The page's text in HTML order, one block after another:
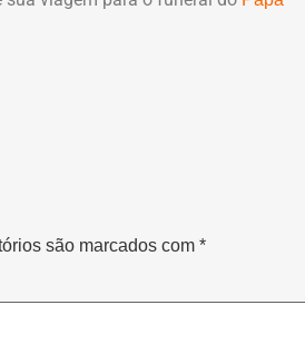
são marcados com *